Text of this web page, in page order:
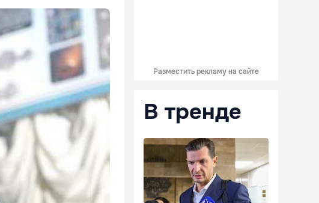
Разместить рекламу на сайте
В тренде